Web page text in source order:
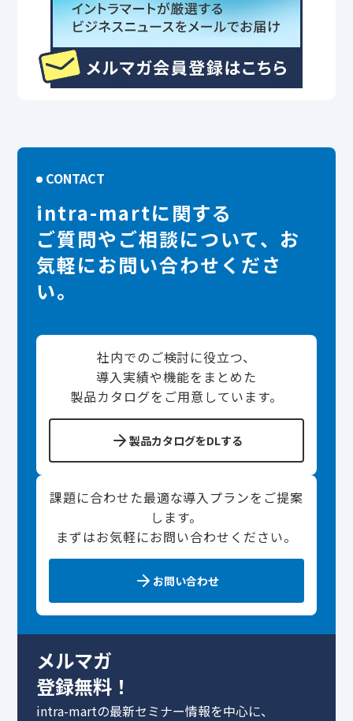
CONTACT
intra-martに関する
ご質問やご相談について、お
気軽にお問い合わせくださ
い。
社内でのご検討に役立つ、
導入実績や機能をまとめた
製品カタログをご用意しています。
製品カタログをDLする
課題に合わせた最適な導入プランをご提案
します。
まずはお気軽にお問い合わせください。
お問い合わせ
メルマガ
登録無料！
intra-martの最新セミナー情報を中心に、